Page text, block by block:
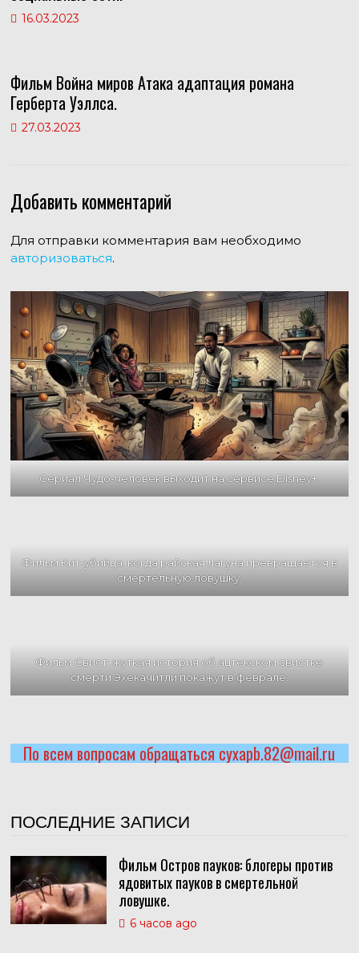
16.03.2023
Фильм Война миров Атака адаптация романа
Герберта Уэллса.
27.03.2023
Добавить комментарий
Для отправки комментария вам необходимо
авторизоваться.
Сериал Чудо-человек выходит на сервисе Disney+.
Фильм Кит-убийца: когда райская лагуна превращается в
смертельную ловушку.
Фильм Свист: жуткая история об ацтекском свистке
смерти Эхекачитли покажут в феврале.
По всем вопросам обращаться cyxapb.82@mail.ru
ПОСЛЕДНИЕ ЗАПИСИ
Фильм Остров пауков: блогеры против
ядовитых пауков в смертельной
ловушке.
6 часов ago